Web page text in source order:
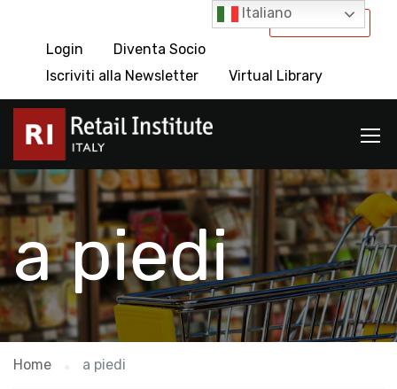
International
Login
Diventa Socio
Iscriviti alla Newsletter
Virtual Library
a piedi
Home a piedi
Italiano